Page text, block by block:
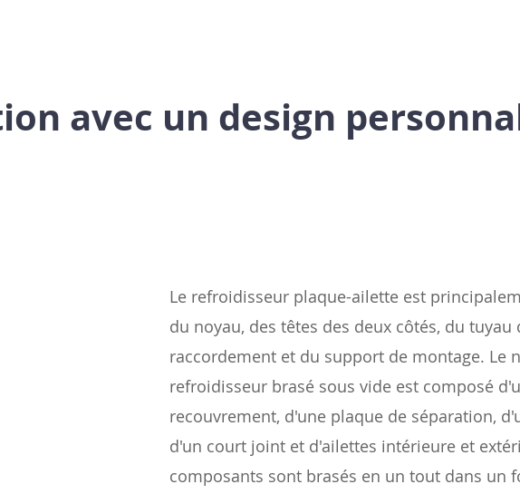
avec un design
Le refroidisseur plaque-ailette est
du noyau, des têtes des deux côtés, du tuyau
raccordement et du support de montage. Le
refroidisseur brasé sous vide est composé
recouvrement, d'une plaque de séparation,
d'un court joint et d'ailettes intérieure et
composants sont brasés en un tout dans un